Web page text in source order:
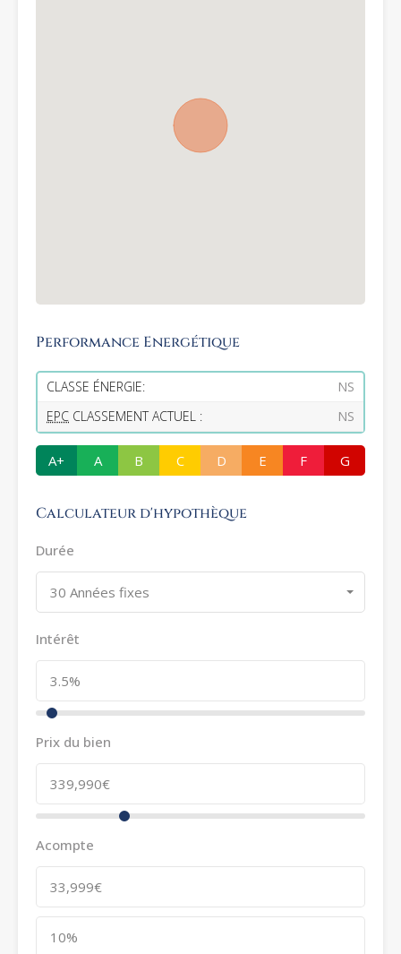
Performance Energétique
CLASSE ÉNERGIE:
NS
EPC CLASSEMENT ACTUEL : NS
A+ A B C D E F G
Calculateur d'hypothèque
Durée
30 Années fixes
Intérêt
Prix du bien
Acompte